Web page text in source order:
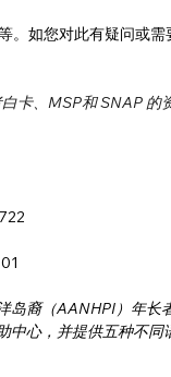
。如您对此有疑问或需
卡、MSP和 SNAP 的
岛裔（AANHPI）年长
中心，并提供五种不同